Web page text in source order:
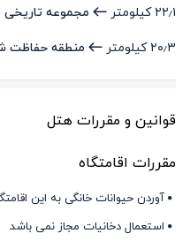
۲۲٫۱ کیلومتر
مجموعه تاریخی
۲۰٫۳ کیلومتر
منطقه حفاظت
قوانین و مقررات هتل
مقررات اقامتگاه
آوردن حیوانات خانگی به این
استعمال دخانیات مجاز نمی باشد